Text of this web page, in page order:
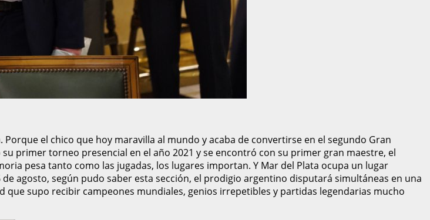
el chico que hoy maravilla al mundo y acaba de convertirse en el segundo Gran
primer torneo presencial en el año 2021 y se encontró con su primer gran maestre, el
pesa tanto como las jugadas, los lugares importan. Y Mar del Plata ocupa un lugar
agosto, según pudo saber esta sección, el prodigio argentino disputará simultáneas en una
supo recibir campeones mundiales, genios irrepetibles y partidas legendarias mucho